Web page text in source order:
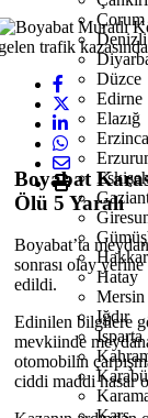
Çorum
Denizli
Düzce
Edirne
Elazığ
Hatay
Mersin
Iğdır
Isparta
Boyabat
Ölü 5 Yaralı
Boyabat’ta
sonrası olay
edildi.
Edinilen bilgilere
mevkiinde
otomobilin
ciddi maddi hasar